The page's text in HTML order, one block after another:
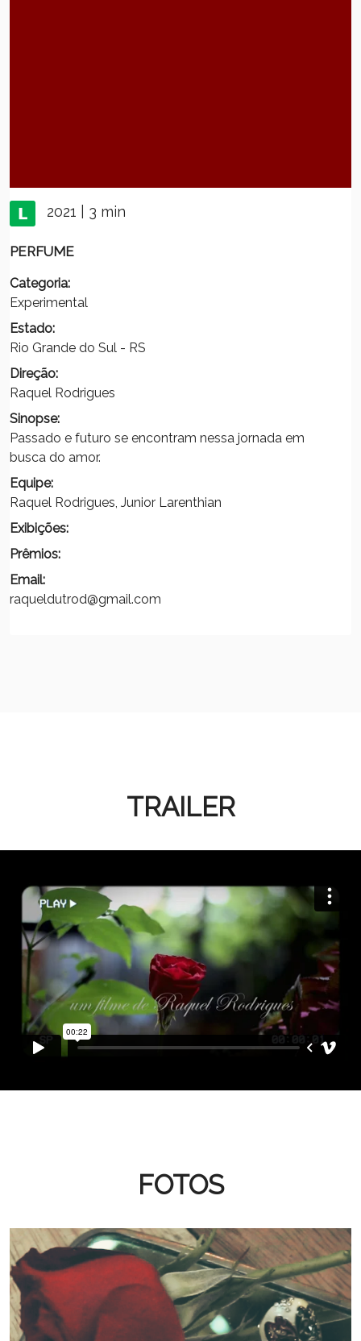
2021 | 3 min
PERFUME
Categoria:
Experimental
Estado:
Rio Grande do Sul - RS
Direção:
Raquel Rodrigues
Sinopse:
Passado e futuro se encontram nessa jornada em
busca do amor.
Equipe:
Raquel Rodrigues, Junior Larenthian
Exibições:
Prêmios:
Email:
raqueldutrod@gmail.com
TRAILER
FOTOS